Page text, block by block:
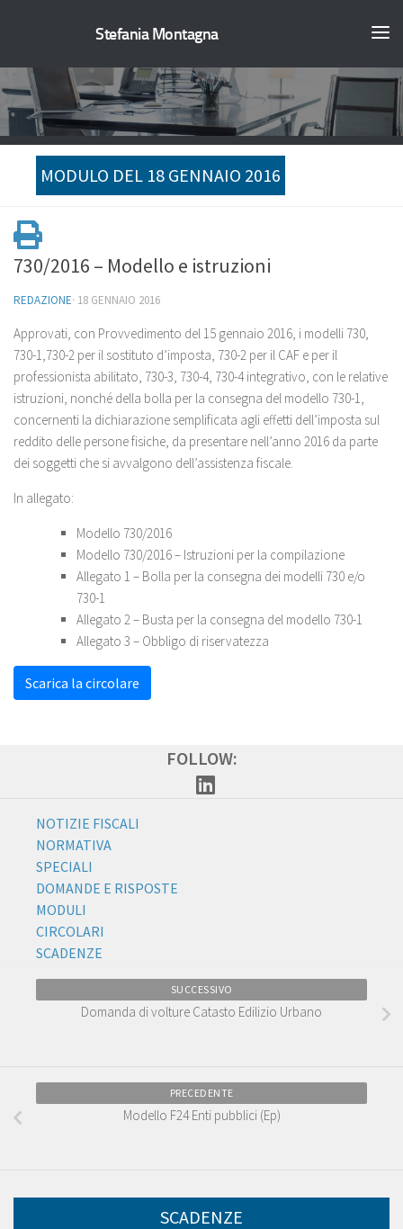
Stefania Montagna
MODULO DEL 18 GENNAIO 2016
730/2016 – Modello e istruzioni
REDAZIONE· 18 GENNAIO 2016
Approvati, con Provvedimento del 15 gennaio 2016, i modelli 730,
730-1,730-2 per il sostituto d’imposta, 730-2 per il CAF e per il
professionista abilitato, 730-3, 730-4, 730-4 integrativo, con le relative
istruzioni, nonché della bolla per la consegna del modello 730-1,
concernenti la dichiarazione semplificata agli effetti dell’imposta sul
reddito delle persone fisiche, da presentare nell’anno 2016 da parte
dei soggetti che si avvalgono dell’assistenza fiscale.
In allegato:
Modello 730/2016
Modello 730/2016 – Istruzioni per la compilazione
Allegato 1 – Bolla per la consegna dei modelli 730 e/o
730-1
Allegato 2 – Busta per la consegna del modello 730-1
Allegato 3 – Obbligo di riservatezza
Scarica la circolare
FOLLOW:
NOTIZIE FISCALI
NORMATIVA
SPECIALI
DOMANDE E RISPOSTE
MODULI
CIRCOLARI
SCADENZE
SUCCESSIVO
Domanda di volture Catasto Edilizio Urbano
PRECEDENTE
Modello F24 Enti pubblici (Ep)
SCADENZE